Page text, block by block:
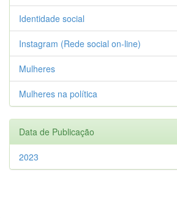
Identidade social
Instagram (Rede social on-line)
Mulheres
Mulheres na política
Data de Publicação
2023